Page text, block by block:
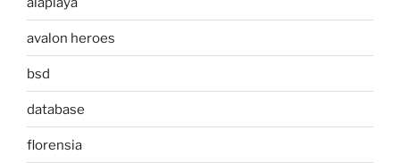
avalon heroes
bsd
database
florensia